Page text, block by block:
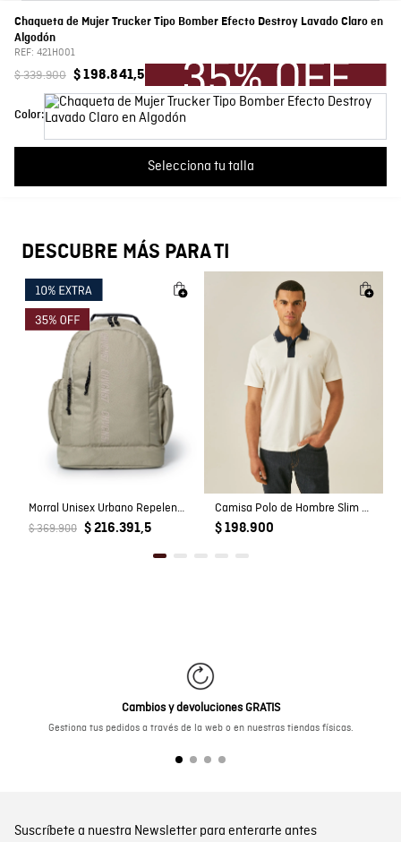
Chaqueta de Mujer Trucker Tipo Bomber Efecto Destroy Lavado Claro en
Algodón
REF: 421H001
$339.900 $ 198.841,5
Color:
Selecciona tu talla
Características
Prenda: 100% Algodon
Fabricante / importador
Registro SIC
Por favor, inicia sesión para escribir un comentario.
Más reciente Todos
Cargando comentarios…
DESCUBRE MÁS PARA TI
Morral Unisex Urbano Repelente al Agua en Poliéster
$ 369.900 $ 216.391,5
Camisa Polo de Hombre Slim Fit Estilo Preppy con Pato de Colores Bordado en Mezcla de Algodón
$ 198.900
Cambios y devoluciones GRATIS
Gestiona tus pedidos a través de la web o en nuestras tiendas físicas.
Suscríbete a nuestra Newsletter para enterarte antes